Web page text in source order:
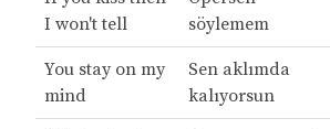
I won't tell
söylemem
You stay on my
mind
Sen aklımda
kalıyorsun